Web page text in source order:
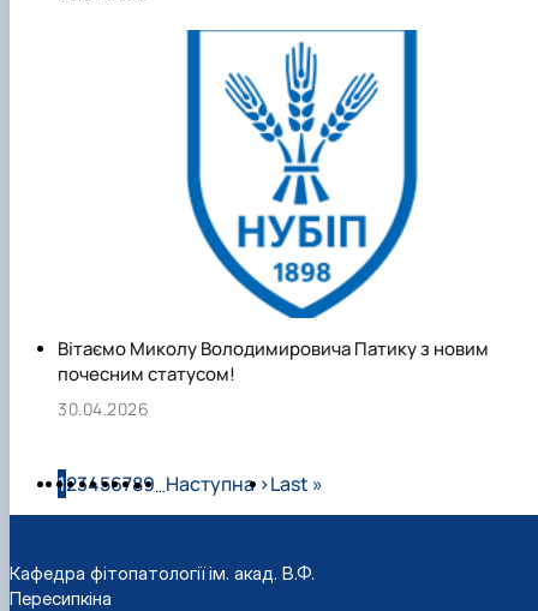
Вітаємо Миколу Володимировича Патику з новим
почесним статусом!
30.04.2026
Розбивка на сторінки
Сторінка
1Сторінка
2Сторінка
3Сторінка
4Сторінка
5Сторінка
6Сторінка
7Сторінка
8Сторінка
9…Наступна сторінка
Наступна ›Остання сторінка
Last »
Кафедра фітопатології ім. акад. В.Ф.
Пересипкіна